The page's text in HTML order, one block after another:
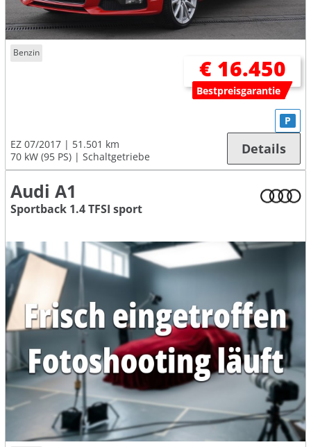
Benzin
€ 16.450
Bestpreisgarantie
EZ 07/2017
51.501 km
70 kW (95 PS)
Schaltgetriebe
P
Details
Audi A1
Sportback 1.4 TFSI sport